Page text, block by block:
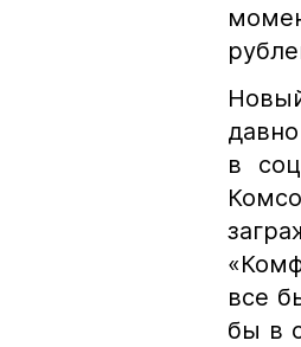
в
все
бы в